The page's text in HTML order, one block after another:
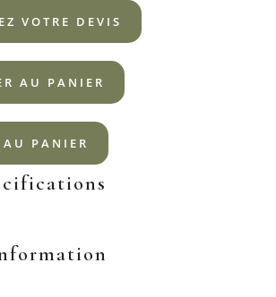
VOTRE DEVIS
AU PANIER
AU PANIER